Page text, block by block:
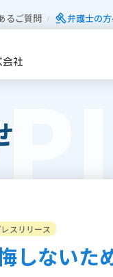
るご質問 弁護⼠の
スリリース
しないた